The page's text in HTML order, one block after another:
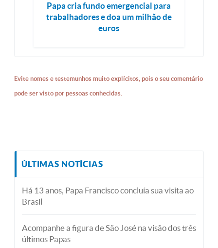
Papa cria fundo emergencial para
trabalhadores e doa um milhão de
euros
Evite nomes e testemunhos muito explícitos, pois o seu comentário
pode ser visto por pessoas conhecidas.
ÚLTIMAS NOTÍCIAS
Há 13 anos, Papa Francisco concluía sua visita ao
Brasil
Acompanhe a figura de São José na visão dos três
últimos Papas